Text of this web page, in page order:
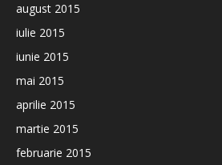
august 2015
iulie 2015
iunie 2015
mai 2015
aprilie 2015
martie 2015
februarie 2015